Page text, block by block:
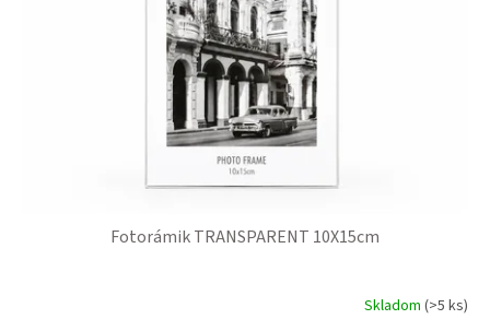
Fotorámik TRANSPARENT 10X15cm
Skladom (>5 ks)